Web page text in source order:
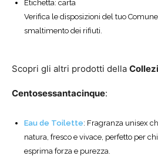
Etichetta: carta
Verifica le disposizioni del tuo
smaltimento dei rifiuti.
Scopri gli altri prodotti della
Centosessantacinque:
Eau de Toilette: Fragranza unisex
natura, fresco e vivace, perfetto per
esprima forza e purezza.